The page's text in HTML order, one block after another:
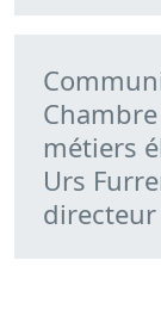
métiers
Urs